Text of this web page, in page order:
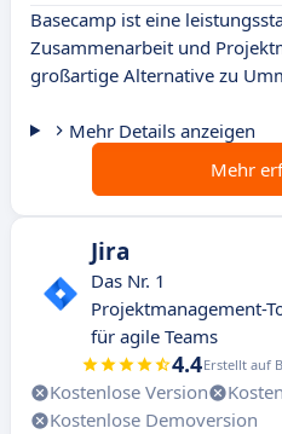
Basecamp ist eine
Zusammenarbeit und
großartige Alternative zu
Mehr Details anzeigen
Mehr
Jira
Das Nr. 1
Projektmanagement-
für agile Teams
4.4Erstellt auf
Kostenlose Version
Kostenlose Demoversion